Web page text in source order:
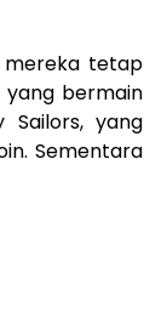
mereka tetap
yang bermain
Sailors, yang
Sementara